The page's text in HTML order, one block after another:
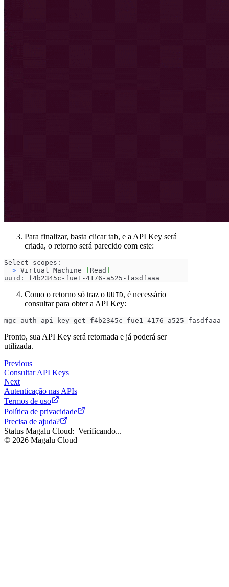
Para finalizar, basta clicar tab, e a API Key será
criada, o retorno será parecido com este:
Select scopes:
> Virtual Machine Read
uuid: f4b2345c-fue1-4176-a525-fasdfaaa
Como o retorno só traz o UUID, é necessário
consultar para obter a API Key:
mgc auth api-key get f4b2345c-fue1-4176-a525-fasdfaaa
Pronto, sua API Key será retornada e já poderá ser
utilizada.
Previous
Consultar API Keys
Next
Autenticação nas APIs
Termos de uso
Política de privacidade
Precisa de ajuda?
Status Magalu Cloud: Verificando...
© 2026 Magalu Cloud